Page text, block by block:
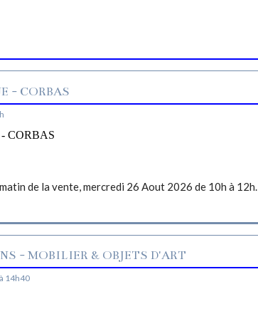
- CORBAS
CORBAS
de la vente, mercredi 26 Aout 2026 de 10h à 12h.
- MOBILIER & OBJETS D'ART
14h40